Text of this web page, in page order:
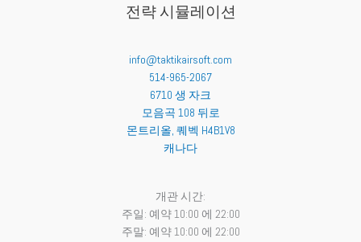
전략 시뮬레이션
info@taktikairsoft.com
514-965-2067
6710 생 자크
모음곡 108 뒤로
몬트리올, 퀘벡 H4B1V8
캐나다
개관 시간:
주일: 예약 10:00 에 22:00
주말: 예약 10:00 에 22:00